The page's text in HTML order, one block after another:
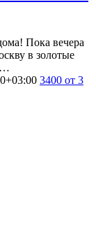
Пока вечера
в золотые
3400 от 3